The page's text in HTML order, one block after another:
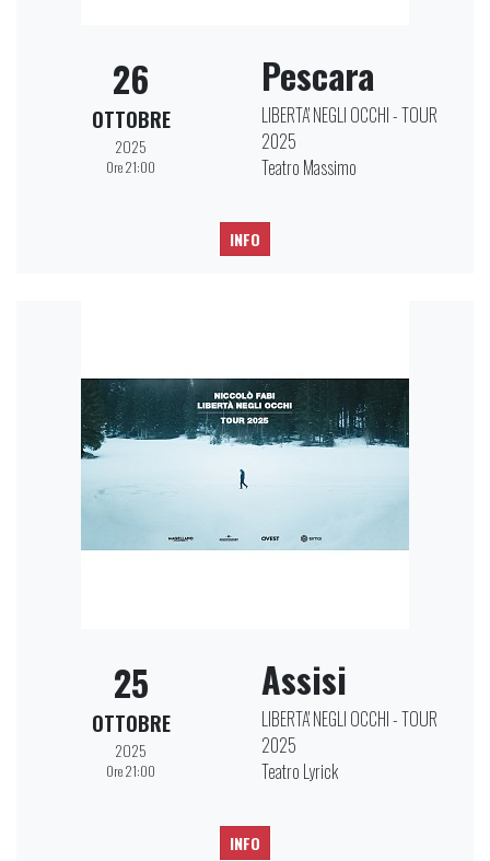
26
OTTOBRE
2025
Ore 21:00
Pescara
LIBERTA' NEGLI OCCHI - TOUR
2025
Teatro Massimo
INFO
25
OTTOBRE
2025
Ore 21:00
Assisi
LIBERTA' NEGLI OCCHI - TOUR
2025
Teatro Lyrick
INFO